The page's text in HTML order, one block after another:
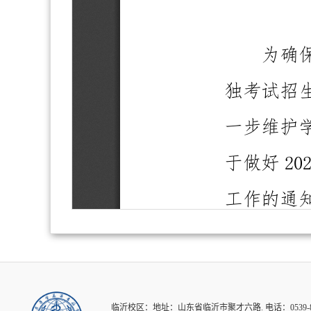
临沂校区：地址：山东省临沂市聚才六路. 电话：